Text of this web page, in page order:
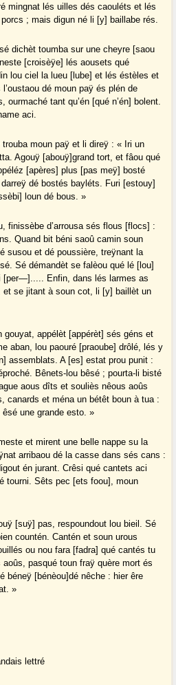
mingnat lés uilles dés caouléts et lés
; mais digun né li [y] baillabe rés.
dichèt toumba sur une cheyre [saou
[croisèÿe] lés aousets qué
lou ciel la lueu [lube] et lés éstèles et
dé moun paÿ és plén de
ourmaché tant qu’én [qué n’én] bolent.
aci.
moun paÿ et li direÿ : « Iri un
Agouÿ [abouÿ]grand tort, et fâou qué
[apères] plus [pas meÿ] bosté
dé bostés bayléts. Furi [estouy]
loun dé bous. »
finissèbe d’arrousa sés flous [flocs] :
Quand bit béni saoû camin soun
susou et dé poussière, treÿnant la
Sé démandèt se falèou qué lé [lou]
[per—]..... Enfin, dans lés larmes as
se jitant à soun cot, li [y] baillèt un
appélèt [appérèt] sés géns et
aban, lou paouré [praoube] drôlé, lés y
assemblats. A [es] estat prou punit :
Bênets-lou bêsé ; pourta-li bisté
aous dîts et souliès nêous aoûs
canards et ména un bétêt boun à tua :
une grande esto. »
et mirent une belle nappe su la
arribaou dé la casse dans sés cans :
én jurant. Crêsi qué cantets aci
tourni. Sêts pec [ets foou], moun
[suÿ] pas, respoundout lou bieil. Sé
countén. Cantén et soun urous
ou nou fara [fadra] qué cantés tu
pasqué toun fraÿ quère mort és
béneÿ [bénèou]dé nêche : hier êre
»
lettré